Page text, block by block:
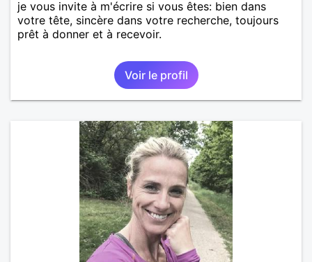
je vous invite à m'écrire si vous êtes: bien dans
votre tête, sincère dans votre recherche, toujours
prêt à donner et à recevoir.
Voir le profil